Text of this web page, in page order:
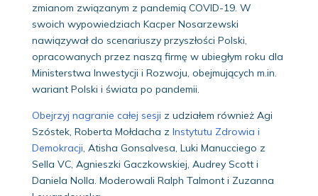
zmianom związanym z pandemią COVID-19. W
swoich wypowiedziach Kacper Nosarzewski
nawiązywał do scenariuszy przyszłości Polski,
opracowanych przez naszą firmę w ubiegłym roku dla
Ministerstwa Inwestycji i Rozwoju, obejmujących m.in.
wariant Polski i świata po pandemii.
Obejrzyj nagranie całej sesji z udziałem również Agi
Szóstek, Roberta Mołdacha z Instytutu Zdrowia i
Demokracji, Atisha Gonsalvesa, Luki Manucciego z
Sella VC, Agnieszki Gaczkowskiej, Audrey Scott i
Daniela Nolla. Moderowali Ralph Talmont i Zuzanna